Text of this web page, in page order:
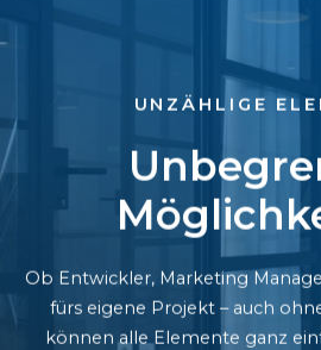
UNZÄHLIGE
Ob Entwickler, Marketing
fürs eigene Projekt – auch
können alle Elemente ganz